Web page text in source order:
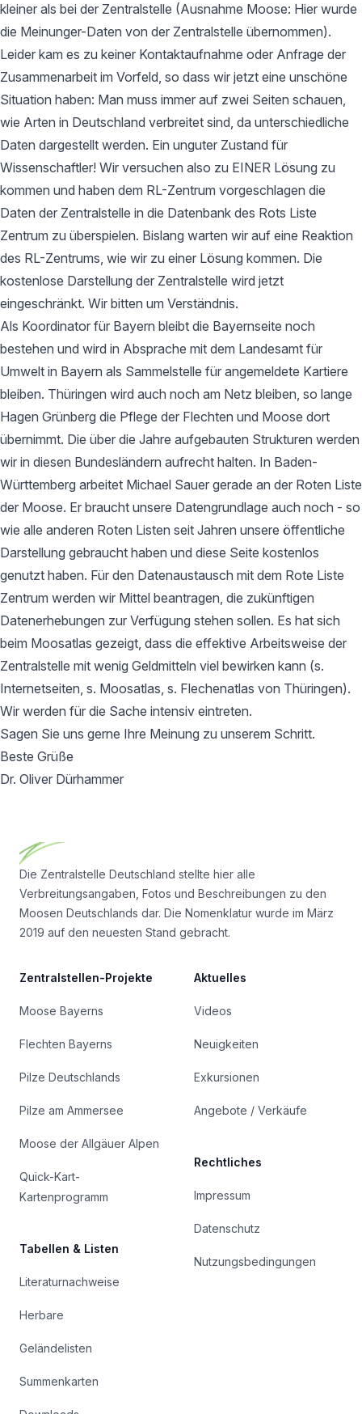
kleiner als bei der Zentralstelle (Ausnahme Moose: Hier wurde
die Meinunger-Daten von der Zentralstelle übernommen).
Leider kam es zu keiner Kontaktaufnahme oder Anfrage der
Zusammenarbeit im Vorfeld, so dass wir jetzt eine unschöne
Situation haben: Man muss immer auf zwei Seiten schauen,
wie Arten in Deutschland verbreitet sind, da unterschiedliche
Daten dargestellt werden. Ein unguter Zustand für
Wissenschaftler! Wir versuchen also zu EINER Lösung zu
kommen und haben dem RL-Zentrum vorgeschlagen die
Daten der Zentralstelle in die Datenbank des Rots Liste
Zentrum zu überspielen. Bislang warten wir auf eine Reaktion
des RL-Zentrums, wie wir zu einer Lösung kommen. Die
kostenlose Darstellung der Zentralstelle wird jetzt
eingeschränkt. Wir bitten um Verständnis.
Als Koordinator für Bayern bleibt die Bayernseite noch
bestehen und wird in Absprache mit dem Landesamt für
Umwelt in Bayern als Sammelstelle für angemeldete Kartiere
bleiben. Thüringen wird auch noch am Netz bleiben, so lange
Hagen Grünberg die Pflege der Flechten und Moose dort
übernimmt. Die über die Jahre aufgebauten Strukturen werden
wir in diesen Bundesländern aufrecht halten. In Baden-
Württemberg arbeitet Michael Sauer gerade an der Roten Liste
der Moose. Er braucht unsere Datengrundlage auch noch - so
wie alle anderen Roten Listen seit Jahren unsere öffentliche
Darstellung gebraucht haben und diese Seite kostenlos
genutzt haben. Für den Datenaustausch mit dem Rote Liste
Zentrum werden wir Mittel beantragen, die zukünftigen
Datenerhebungen zur Verfügung stehen sollen. Es hat sich
beim Moosatlas gezeigt, dass die effektive Arbeitsweise der
Zentralstelle mit wenig Geldmitteln viel bewirken kann (s.
Internetseiten, s. Moosatlas, s. Flechenatlas von Thüringen).
Wir werden für die Sache intensiv eintreten.
Sagen Sie uns gerne Ihre Meinung zu unserem Schritt.
Beste Grüße
Dr. Oliver Dürhammer
Die Zentralstelle Deutschland stellte hier alle
Verbreitungsangaben, Fotos und Beschreibungen zu den
Moosen Deutschlands dar. Die Nomenklatur wurde im März
2019 auf den neuesten Stand gebracht.
Zentralstellen-Projekte
Moose Bayerns
Flechten Bayerns
Pilze Deutschlands
Pilze am Ammersee
Moose der Allgäuer Alpen
Quick-Kart-
Kartenprogramm
Tabellen & Listen
Literaturnachweise
Herbare
Geländelisten
Summenkarten
Aktuelles
Videos
Neuigkeiten
Exkursionen
Angebote / Verkäufe
Rechtliches
Impressum
Datenschutz
Nutzungsbedingungen